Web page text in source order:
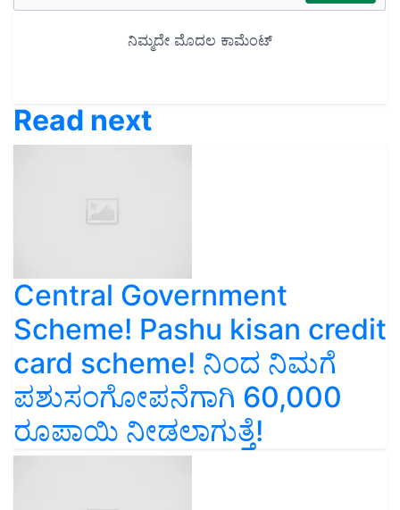
Read next
Central Government
Scheme! Pashu kisan credit
card scheme! ನಿಂದ ನಿಮಗೆ
ಪಶುಸಂಗೋಪನೆಗಾಗಿ 60,000
ರೂಪಾಯಿ ನೀಡಲಾಗುತ್ತೆ!